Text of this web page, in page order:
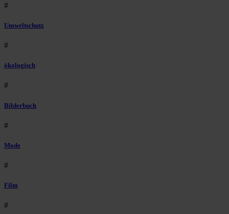
#
Umweltschutz
#
ökologisch
#
Bilderbuch
#
Mode
#
Film
#